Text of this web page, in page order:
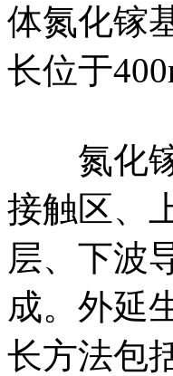
体氮化镓
长位于
氮化镓
接触区、
层、下波
成。外延
长方法包